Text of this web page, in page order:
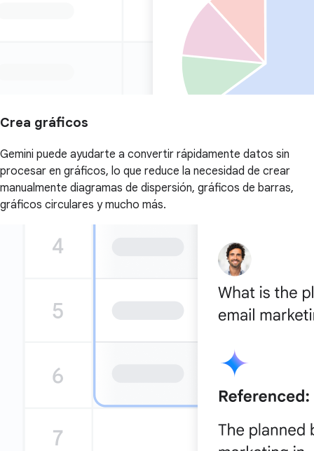
Crea gráficos
Gemini puede ayudarte a convertir rápidamente datos sin
procesar en gráficos, lo que reduce la necesidad de crear
manualmente diagramas de dispersión, gráficos de barras,
gráficos circulares y mucho más.